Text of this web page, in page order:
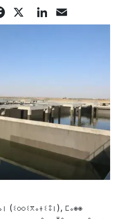
FacebookLinkedIn
(ⵉⵔⵔⵉⴳⴰⵜⵉⵓⵏ), ⵎⴰⵙⵙ